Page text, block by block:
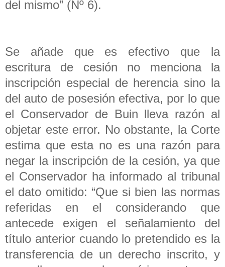
del mismo” (Nº 6).
Se añade que es efectivo que la
escritura de cesión no menciona la
inscripción especial de herencia sino la
del auto de posesión efectiva, por lo que
el Conservador de Buin lleva razón al
objetar este error. No obstante, la Corte
estima que esta no es una razón para
negar la inscripción de la cesión, ya que
el Conservador ha informado al tribunal
el dato omitido: “Que si bien las normas
referidas en el considerando que
antecede exigen el señalamiento del
título anterior cuando lo pretendido es la
transferencia de un derecho inscrito, y